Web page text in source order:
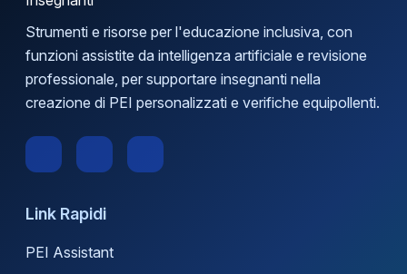
Strumenti e risorse per l'educazione inclusiva, con
funzioni assistite da intelligenza artificiale e revisione
professionale, per supportare insegnanti nella
creazione di PEI personalizzati e verifiche equipollenti.
Link Rapidi
PEI Assistant